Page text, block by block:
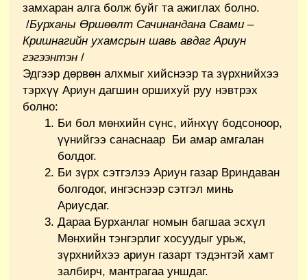
замхаран алга болж буйг та ажиглах болно.
/Бурханы Өршөөлт Сачинандана Свами –
Кришнагийн ухамсрын шавь авдаг Ариун
гэгээнтэн /
Эдгээр дөрвөн алхмыг хийснээр та зүрхнийхээ
тэрхүү Ариун дагшин оршихуй руу нэвтрэх
болно:
Би бол мөнхийн сүнс, ийнхүү бодсоноор,
үүнийгээ санаснаар Би амар амгалан
болдог.
Би зүрх сэтгэлээ Ариун газар Вриндаван
болгодог, ингэснээр сэтгэл минь
Ариусдаг.
Дараа Бурханлаг номын багшаа эсхүл
Мөнхийн тэнгэрлиг хосуудыг урьж,
зүрхнийхээ ариун газарт тэдэнтэй хамт
залбирч, мантрагаа уншдаг.